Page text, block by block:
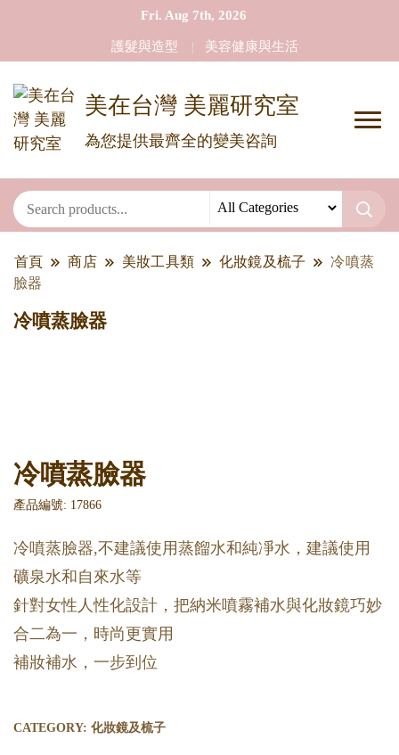
Fri. Aug 7th, 2026
護髮與造型 美容健康與生活
美在台灣 美麗研究室
為您提供最齊全的變美咨詢
首頁 商店 美妝工具類 化妝鏡及梳子
冷噴蒸
臉器
冷噴蒸臉器
冷噴蒸臉器
產品編號: 17866
冷噴蒸臉器,不建議使用蒸餾水和純凈水，建議使用
礦泉水和自來水等
針對女性人性化設計，把納米噴霧補水與化妝鏡巧妙
合二為一，時尚更實用
補妝補水，一步到位
CATEGORY: 化妝鏡及梳子